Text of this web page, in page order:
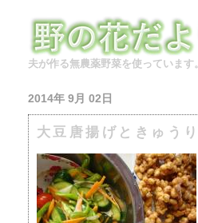
夫が作る無農薬野菜を使っています。
2014年 9月 02日
大豆唐揚げときゅう